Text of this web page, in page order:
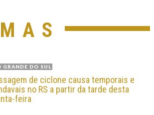
GRANDE DO SUL
de ciclone causa temporais e
no RS a partir da tarde desta
feira